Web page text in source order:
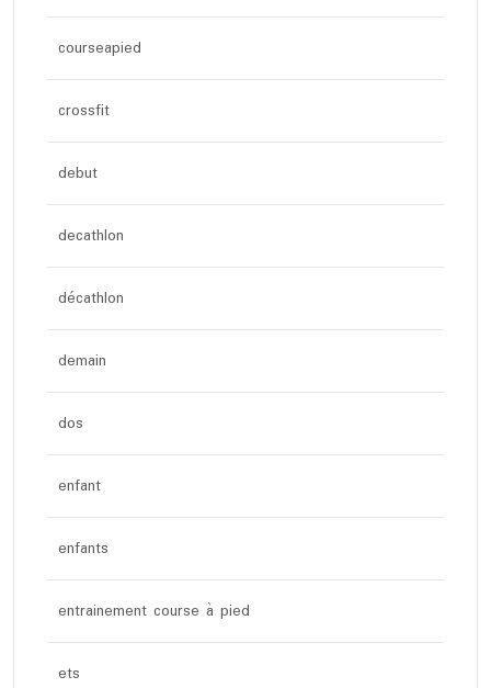
courseapied
crossfit
debut
decathlon
décathlon
demain
dos
enfant
enfants
entrainement course à pied
ets